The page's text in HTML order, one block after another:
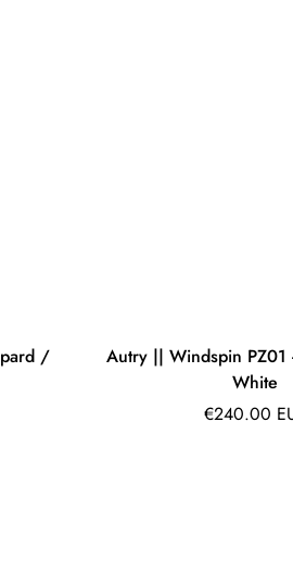
/
Autry || Windspin
White
Prix
€240.00